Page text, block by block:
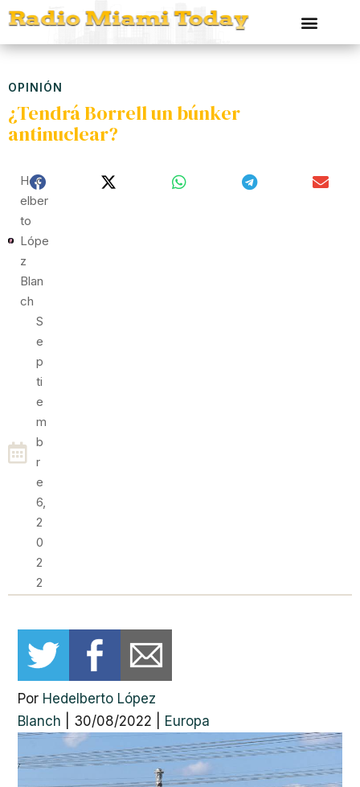
OPINIÓN
¿Tendrá Borrell un búnker
antinuclear?
Hed
Elber
To
Lópe
Z
Blan
Ch
S
E
P
Ti
E
M
B
R
E
6,
2
0
2
2
Por Hedelberto López
Blanch
30/08/2022 Europa